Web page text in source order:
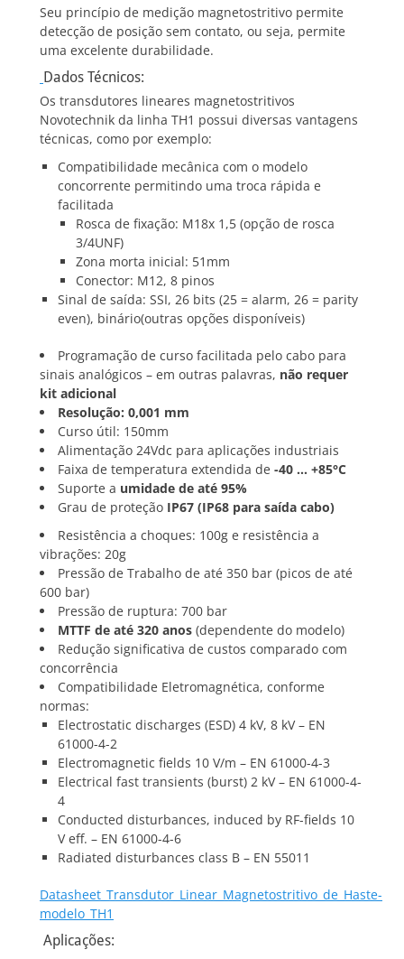
Seu princípio de medição magnetostritivo permite
detecção de posição sem contato, ou seja, permite
uma excelente durabilidade.
Dados Técnicos:
Os transdutores lineares magnetostritivos
Novotechnik da linha TH1 possui diversas vantagens
técnicas, como por exemplo:
Compatibilidade mecânica com o modelo
concorrente permitindo uma troca rápida e
facilitada
Rosca de fixação: M18x 1,5 (opção de rosca
3/4UNF)
Zona morta inicial: 51mm
Conector: M12, 8 pinos
Sinal de saída: SSI, 26 bits (25 = alarm, 26 = parity
even), binário(outras opções disponíveis)
Programação de curso facilitada pelo cabo para
sinais analógicos – em outras palavras, não requer
kit adicional
Resolução: 0,001 mm
Curso útil: 150mm
Alimentação 24Vdc para aplicações industriais
Faixa de temperatura extendida de -40 … +85°C
Suporte a umidade de até 95%
Grau de proteção IP67 (IP68 para saída cabo)
Resistência a choques: 100g e resistência a
vibrações: 20g
Pressão de Trabalho de até 350 bar (picos de até
600 bar)
Pressão de ruptura: 700 bar
MTTF de até 320 anos (dependente do modelo)
Redução significativa de custos comparado com
concorrência
Compatibilidade Eletromagnética, conforme
normas:
Electrostatic discharges (ESD) 4 kV, 8 kV – EN
61000-4-2
Electromagnetic fields 10 V/m – EN 61000-4-3
Electrical fast transients (burst) 2 kV – EN 61000-4-
4
Conducted disturbances, induced by RF-fields 10
V eff. – EN 61000-4-6
Radiated disturbances class B – EN 55011
Datasheet_Transdutor_Linear_Magnetostritivo_de_Haste-
modelo_TH1
Aplicações: